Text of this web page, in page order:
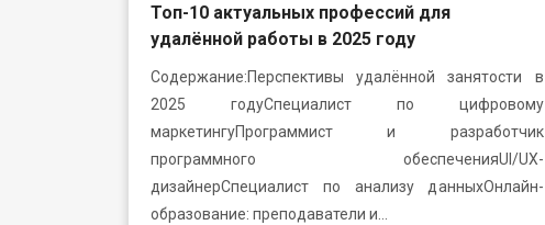
Топ-10 актуальных профессий для
удалённой работы в 2025 году
Содержание:Перспективы удалённой занятости в
2025 годуСпециалист по цифровому
маркетингуПрограммист и разработчик
программного обеспеченияUI/UX-
дизайнерСпециалист по анализу данныхОнлайн-
образование: преподаватели и…